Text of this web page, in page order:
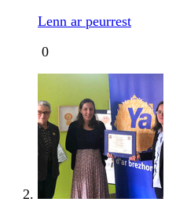
Lenn ar peurrest
0